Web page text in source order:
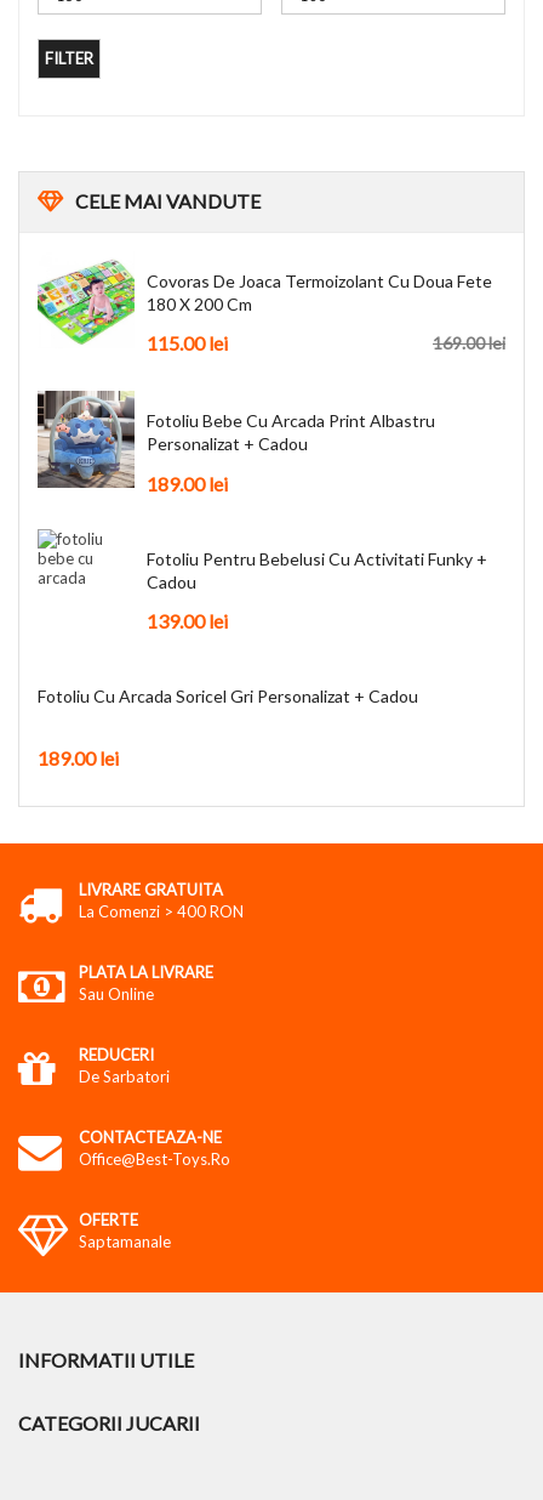
FILTER
CELEMAI VANDUTE
Covoras De Joaca Termoizolant Cu Doua Fete
180 X 200 Cm
169.00lei
115.00lei
Fotoliu Bebe Cu Arcada Print Albastru
Personalizat + Cadou
189.00lei
Fotoliu Pentru Bebelusi Cu Activitati Funky +
Cadou
139.00lei
Fotoliu Cu Arcada Soricel Gri Personalizat + Cadou
189.00lei
LIVRARE GRATUITA
La Comenzi > 400 RON
PLATA LA LIVRARE
Sau Online
REDUCERI
De Sarbatori
CONTACTEAZA-NE
Office@best-Toys.ro
OFERTE
Saptamanale
INFORMATII UTILE
CATEGORII JUCARII